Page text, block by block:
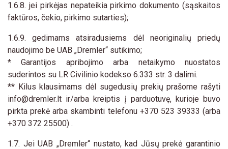
1.6.8. jei pirkėjas nepateikia pirkimo dokumento (sąskaitos
faktūros, čekio, pirkimo sutarties);
1.6.9. gedimams atsiradusiems dėl neoriginalių priedų
naudojimo be UAB „Dremler“ sutikimo;
* Garantijos apribojimo arba netaikymo nuostatos
suderintos su LR Civilinio kodekso 6.333 str. 3 dalimi.
** Kilus klausimams dėl sugedusių prekių prašome rašyti
info@dremler.lt ir/arba kreiptis į parduotuvę, kurioje buvo
pirkta prekė arba skambinti telefonu +370 523 39333 (arba
+370 372 25500) .
1.7. Jei UAB „Dremler“ nustato, kad Jūsų prekė garantinio